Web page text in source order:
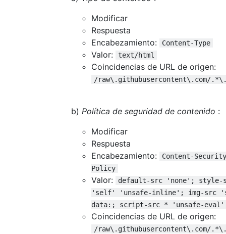
Modificar
Respuesta
Encabezamiento:
Content-Type
Valor: text/html
Coincidencias de URL de origen:
/raw\.githubusercontent\.com/
b) Política de seguridad de contenido :
Modificar
Respuesta
Encabezamiento:
Content-
Policy
Valor:
default-src 'none'; style-
'self' 'unsafe-inline'; img-src
data:; script-src * 'unsafe-
Coincidencias de URL de origen:
/raw\.githubusercontent\.com/